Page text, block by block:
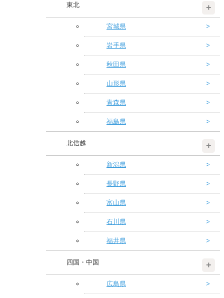
東北
宮城県
岩手県
秋田県
山形県
青森県
福島県
北信越
新潟県
長野県
富山県
石川県
福井県
四国・中国
広島県